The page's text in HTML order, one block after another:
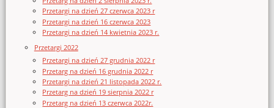
Przetargi na dzień 27 czerwca 2023 r
Przetargi na dzień 16 czerwca 2023
Przetargi na dzień 14 kwietnia 2023 r.
Przetargi 2022
Przetargi na dzień 27 grudnia 2022 r
Przetarg na dzień 16 grudnia 2022 r
Przetargi na dzień 21 listopada 2022 r.
Przetarg na dzień 19 sierpnia 2022 r
Przetarg na dzień 13 czerwca 2022r.